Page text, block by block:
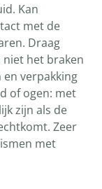
Kan
met de
Draag
niet het braken
verpakking
of ogen: met
zijn als de
Zeer
met